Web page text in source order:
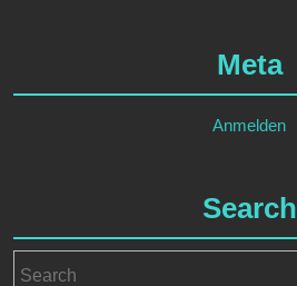
Meta
Anmelden
Search